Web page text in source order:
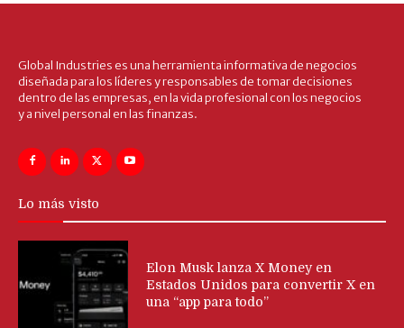
Global Industries es una herramienta informativa de negocios
diseñada para los líderes y responsables de tomar decisiones
dentro de las empresas, en la vida profesional con los negocios
y a nivel personal en las finanzas.
Lo más visto
Elon Musk lanza X Money en
Estados Unidos para convertir X en
una “app para todo”